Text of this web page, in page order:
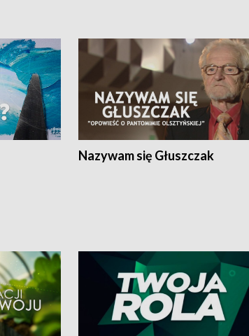
Nazywam się Głuszczak